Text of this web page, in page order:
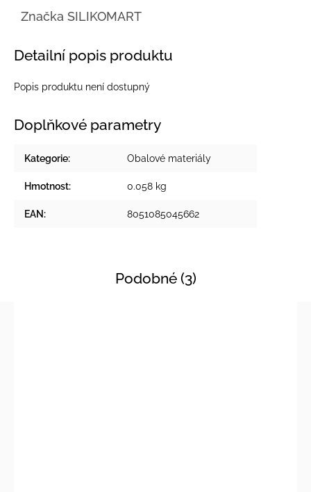
Značka SILIKOMART
Detailní popis produktu
Popis produktu není dostupný
Doplňkové parametry
Kategorie: Obalové materiály
Hmotnost: 0.058 kg
EAN: 8051085045662
Podobné (3)